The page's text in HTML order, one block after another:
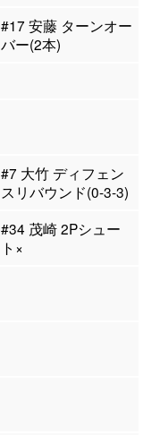
#17 安藤 ターンオー
バー(2本)
#7 大竹 ディフェン
スリバウンド(0-3-3)
#34 茂崎 2Pシュー
ト×